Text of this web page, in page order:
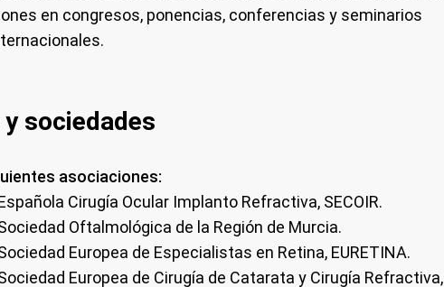
en congresos, ponencias, conferencias y seminarios
sociedades
asociaciones:
Cirugía Ocular Implanto Refractiva, SECOIR.
Oftalmológica de la Región de Murcia.
Europea de Especialistas en Retina, EURETINA.
Europea de Cirugía de Catarata y Cirugía Refractiva,